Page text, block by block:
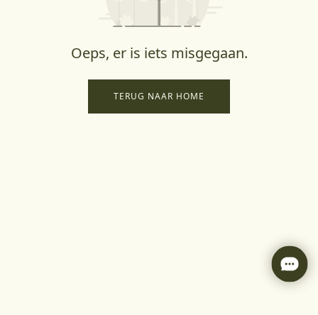
Oeps, er is iets misgegaan.
TERUG NAAR HOME